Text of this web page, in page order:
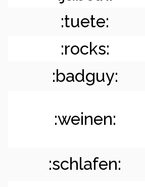
:tuete:
:rocks:
:badguy:
:weinen:
:schlafen: